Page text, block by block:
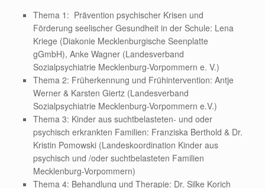
Thema 1: Prävention psychischer Krisen und
Förderung seelischer Gesundheit in der Schule: Lena
Kriege (Diakonie Mecklenburgische Seenplatte
gGmbH), Anke Wagner (Landesverband
Sozialpsychiatrie Mecklenburg-Vorpommern e. V.)
Thema 2: Früherkennung und Frühintervention: Antje
Werner & Karsten Giertz (Landesverband
Sozialpsychiatrie Mecklenburg-Vorpommern e.V.)
Thema 3: Kinder aus suchtbelasteten- und oder
psychisch erkrankten Familien: Franziska Berthold & Dr.
Kristin Pomowski (Landeskoordination Kinder aus
psychisch und /oder suchtbelasteten Familien
Mecklenburg-Vorpommern)
Thema 4: Behandlung und Therapie: Dr. Silke Korich